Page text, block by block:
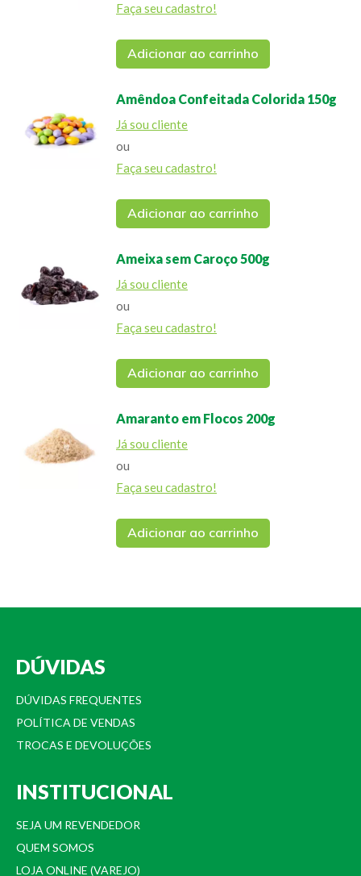
Faça seu cadastro!
Adicionar ao carrinho
Amêndoa Confeitada Colorida 150g
Já sou cliente
ou
Faça seu cadastro!
Adicionar ao carrinho
Ameixa sem Caroço 500g
Já sou cliente
ou
Faça seu cadastro!
Adicionar ao carrinho
Amaranto em Flocos 200g
Já sou cliente
ou
Faça seu cadastro!
Adicionar ao carrinho
DÚVIDAS
DÚVIDAS FREQUENTES
POLÍTICA DE VENDAS
TROCAS E DEVOLUÇÕES
INSTITUCIONAL
SEJA UM REVENDEDOR
QUEM SOMOS
LOJA ONLINE (VAREJO)